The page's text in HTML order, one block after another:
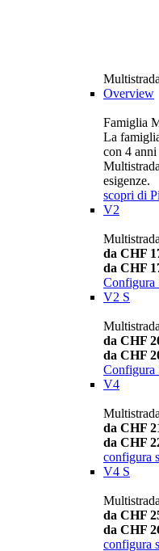
Multistrada
Overview
Famiglia
La
con 4 anni
esigenze.
scopri di
V2
da CHF
da CHF
Configura
V2 S
da CHF
da CHF
Configura
V4
da CHF
da CHF
configura
V4 S
da CHF
da CHF
configura